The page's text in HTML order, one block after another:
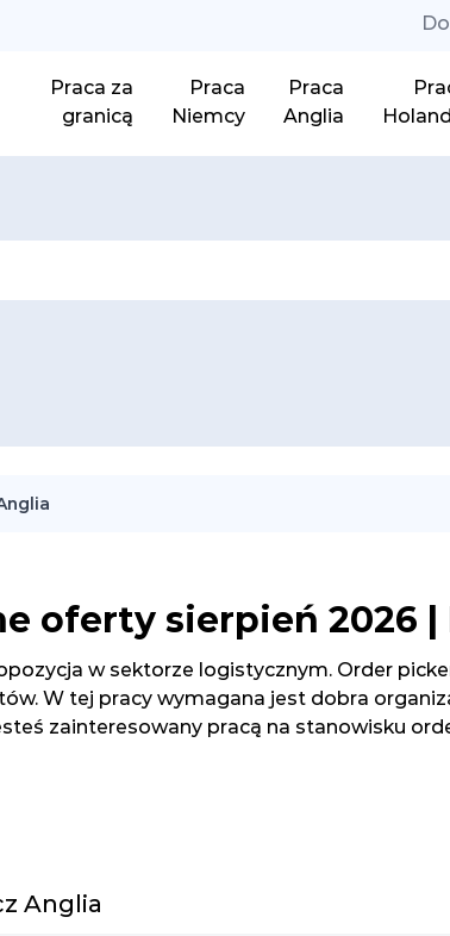
Praca za
granicą
Praca
Niemcy
Praca
Anglia
oferty sierpień 2026 |
w sektorze logistycznym. Order
W tej pracy wymagana jest dobra
zainteresowany pracą na stanowisku
Anglia